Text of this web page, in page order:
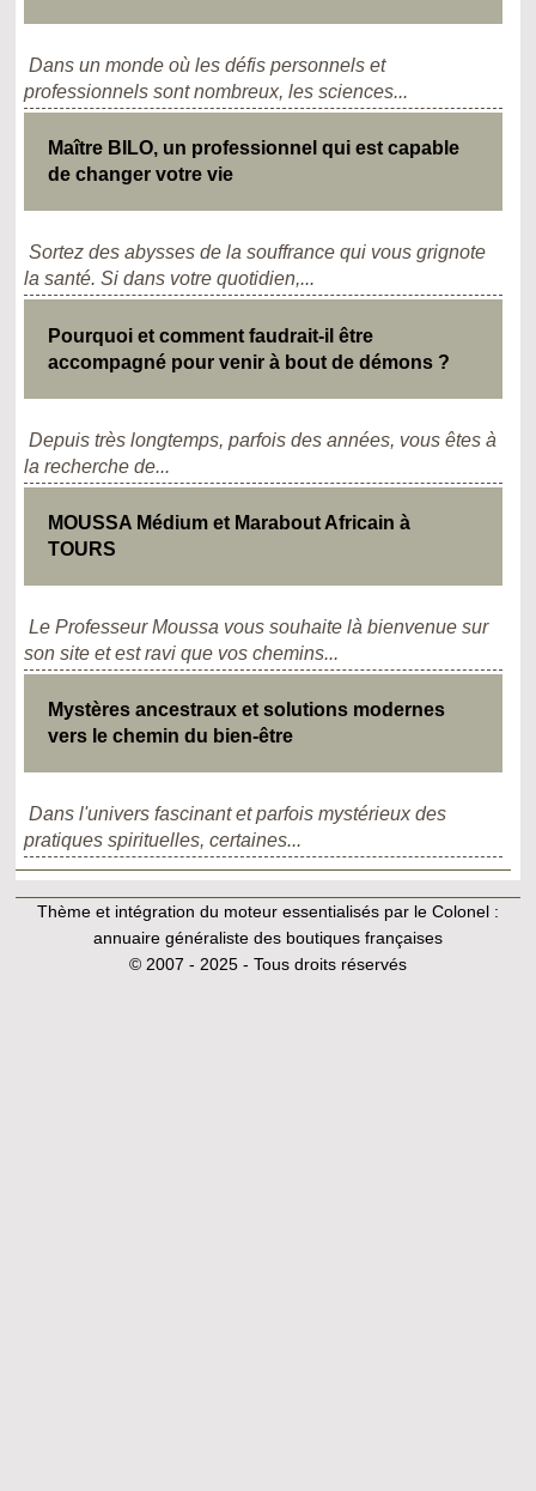
Dans un monde où les défis personnels et
professionnels sont nombreux, les sciences...
Maître BILO, un professionnel qui est capable
de changer votre vie
Sortez des abysses de la souffrance qui vous grignote
la santé. Si dans votre quotidien,...
Pourquoi et comment faudrait-il être
accompagné pour venir à bout de démons ?
Depuis très longtemps, parfois des années, vous êtes à
la recherche de...
MOUSSA Médium et Marabout Africain à
TOURS
Le Professeur Moussa vous souhaite là bienvenue sur
son site et est ravi que vos chemins...
Mystères ancestraux et solutions modernes
vers le chemin du bien-être
Dans l'univers fascinant et parfois mystérieux des
pratiques spirituelles, certaines...
Thème et intégration du moteur essentialisés par le Colonel :
annuaire généraliste des boutiques françaises
© 2007 - 2025 - Tous droits réservés